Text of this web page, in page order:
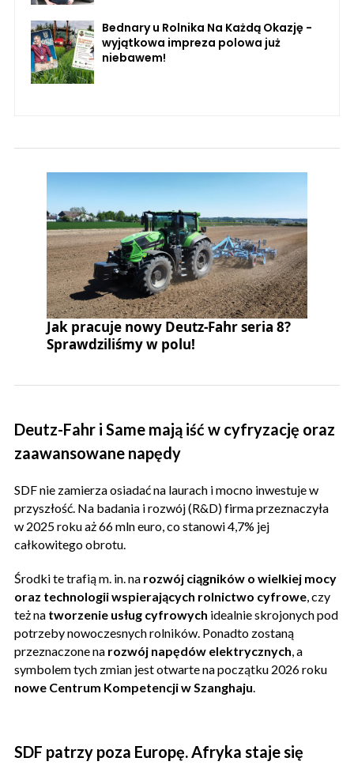
Bednary u Rolnika Na Każdą Okazję -
wyjątkowa impreza polowa już
niebawem!
Jak pracuje nowy Deutz-Fahr seria 8?
Sprawdziliśmy w polu!
Deutz-Fahr i Same mają iść w cyfryzację oraz
zaawansowane napędy
SDF nie zamierza osiadać na laurach i mocno inwestuje w
przyszłość. Na badania i rozwój (R&D) firma przeznaczyła
w 2025 roku aż 66 mln euro, co stanowi 4,7% jej
całkowitego obrotu.
Środki te trafią m. in. na rozwój ciągników o wielkiej mocy
oraz technologii wspierających rolnictwo cyfrowe, czy
też na tworzenie usług cyfrowych idealnie skrojonych pod
potrzeby nowoczesnych rolników. Ponadto zostaną
przeznaczone na rozwój napędów elektrycznych, a
symbolem tych zmian jest otwarte na początku 2026 roku
nowe Centrum Kompetencji w Szanghaju.
SDF patrzy poza Europę. Afryka staje się